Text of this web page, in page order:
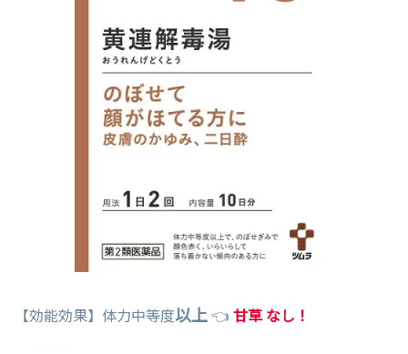
【効能効果】体力中等度以上👈 甘草 なし！